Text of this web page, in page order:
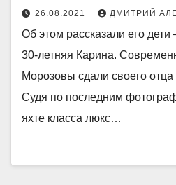
26.08.2021 ДМИТРИЙ
Об этом рассказали его
30-летняя Карина.
Морозовы сдали своего
Судя по последним
яхте класса люкс…